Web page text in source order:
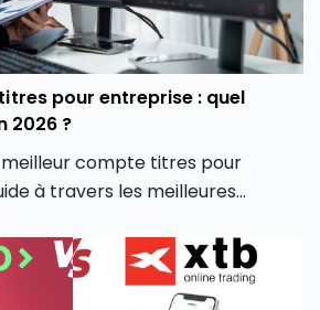
pour entreprise : quel
2026 ?
compte titres pour
à travers les meilleures
stratégie d’investissement